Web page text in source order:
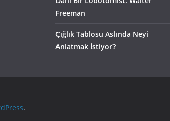
Freeman
Çığlık Tablosu Aslında Neyi
Anlatmak İstiyor?
.